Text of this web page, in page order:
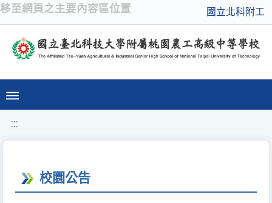
移至網頁之主要內容區位置 國立北科附工
:::
校園公告